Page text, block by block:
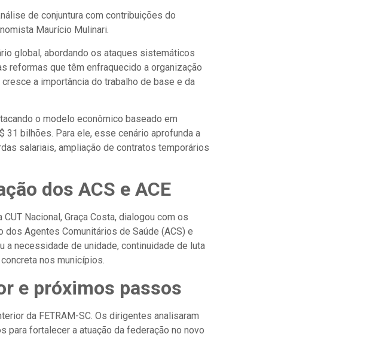
de conjuntura com contribuições do
Maurício Mulinari.
global, abordando os ataques sistemáticos
reformas que têm enfraquecido a organização
a importância do trabalho de base e da
o modelo econômico baseado em
bilhões. Para ele, esse cenário aprofunda a
salariais, ampliação de contratos temporários
dos ACS e ACE
Nacional, Graça Costa, dialogou com os
Agentes Comunitários de Saúde (ACS) e
a necessidade de unidade, continuidade de luta
nos municípios.
e próximos passos
da FETRAM-SC. Os dirigentes analisaram
fortalecer a atuação da federação no novo